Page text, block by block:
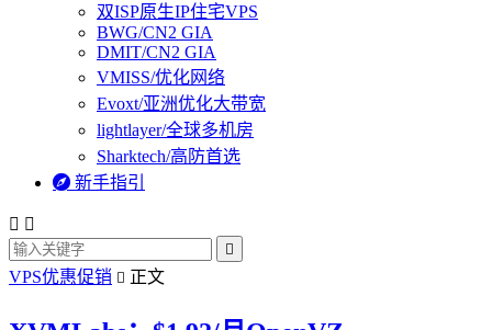
双ISP原生IP住宅VPS
BWG/CN2 GIA
DMIT/CN2 GIA
VMISS/优化网络
Evoxt/亚洲优化大带宽
lightlayer/全球多机房
Sharktech/高防首选
 新手指引
 

VPS优惠促销  正文